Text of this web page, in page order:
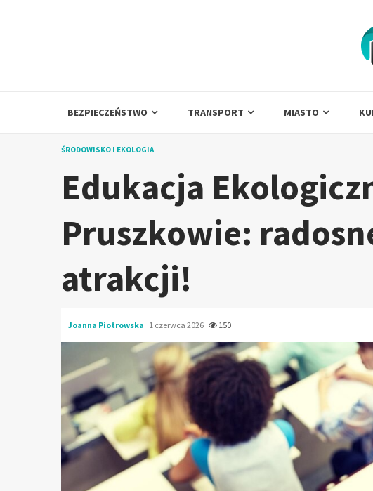
BEZPIECZEŃSTWO TRANSPORT MIASTO
ŚRODOWISKO I EKOLOGIA
Edukacja
Pruszkowie:
atrakcji!
Joanna Piotrowska 1 czerwca 2026 150